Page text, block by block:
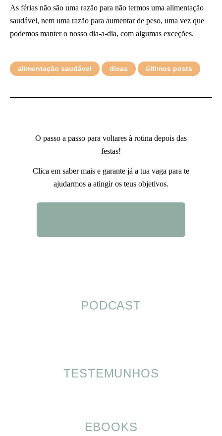
As férias não são uma razão para não termos uma alimentação
saudável, nem uma razão para aumentar de peso, uma vez que
podemos manter o nosso dia-a-dia, com algumas exceções.
alimentação saudável dicas últimos posts
O passo a passo para voltares à rotina depois das
festas!
Clica em saber mais e garante já a tua vaga para te
ajudarmos a atingir os teus objetivos.
PODCAST
TESTEMUNHOS
EBOOKS